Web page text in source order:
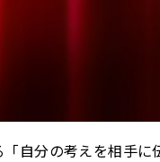
自分の考えを相手に